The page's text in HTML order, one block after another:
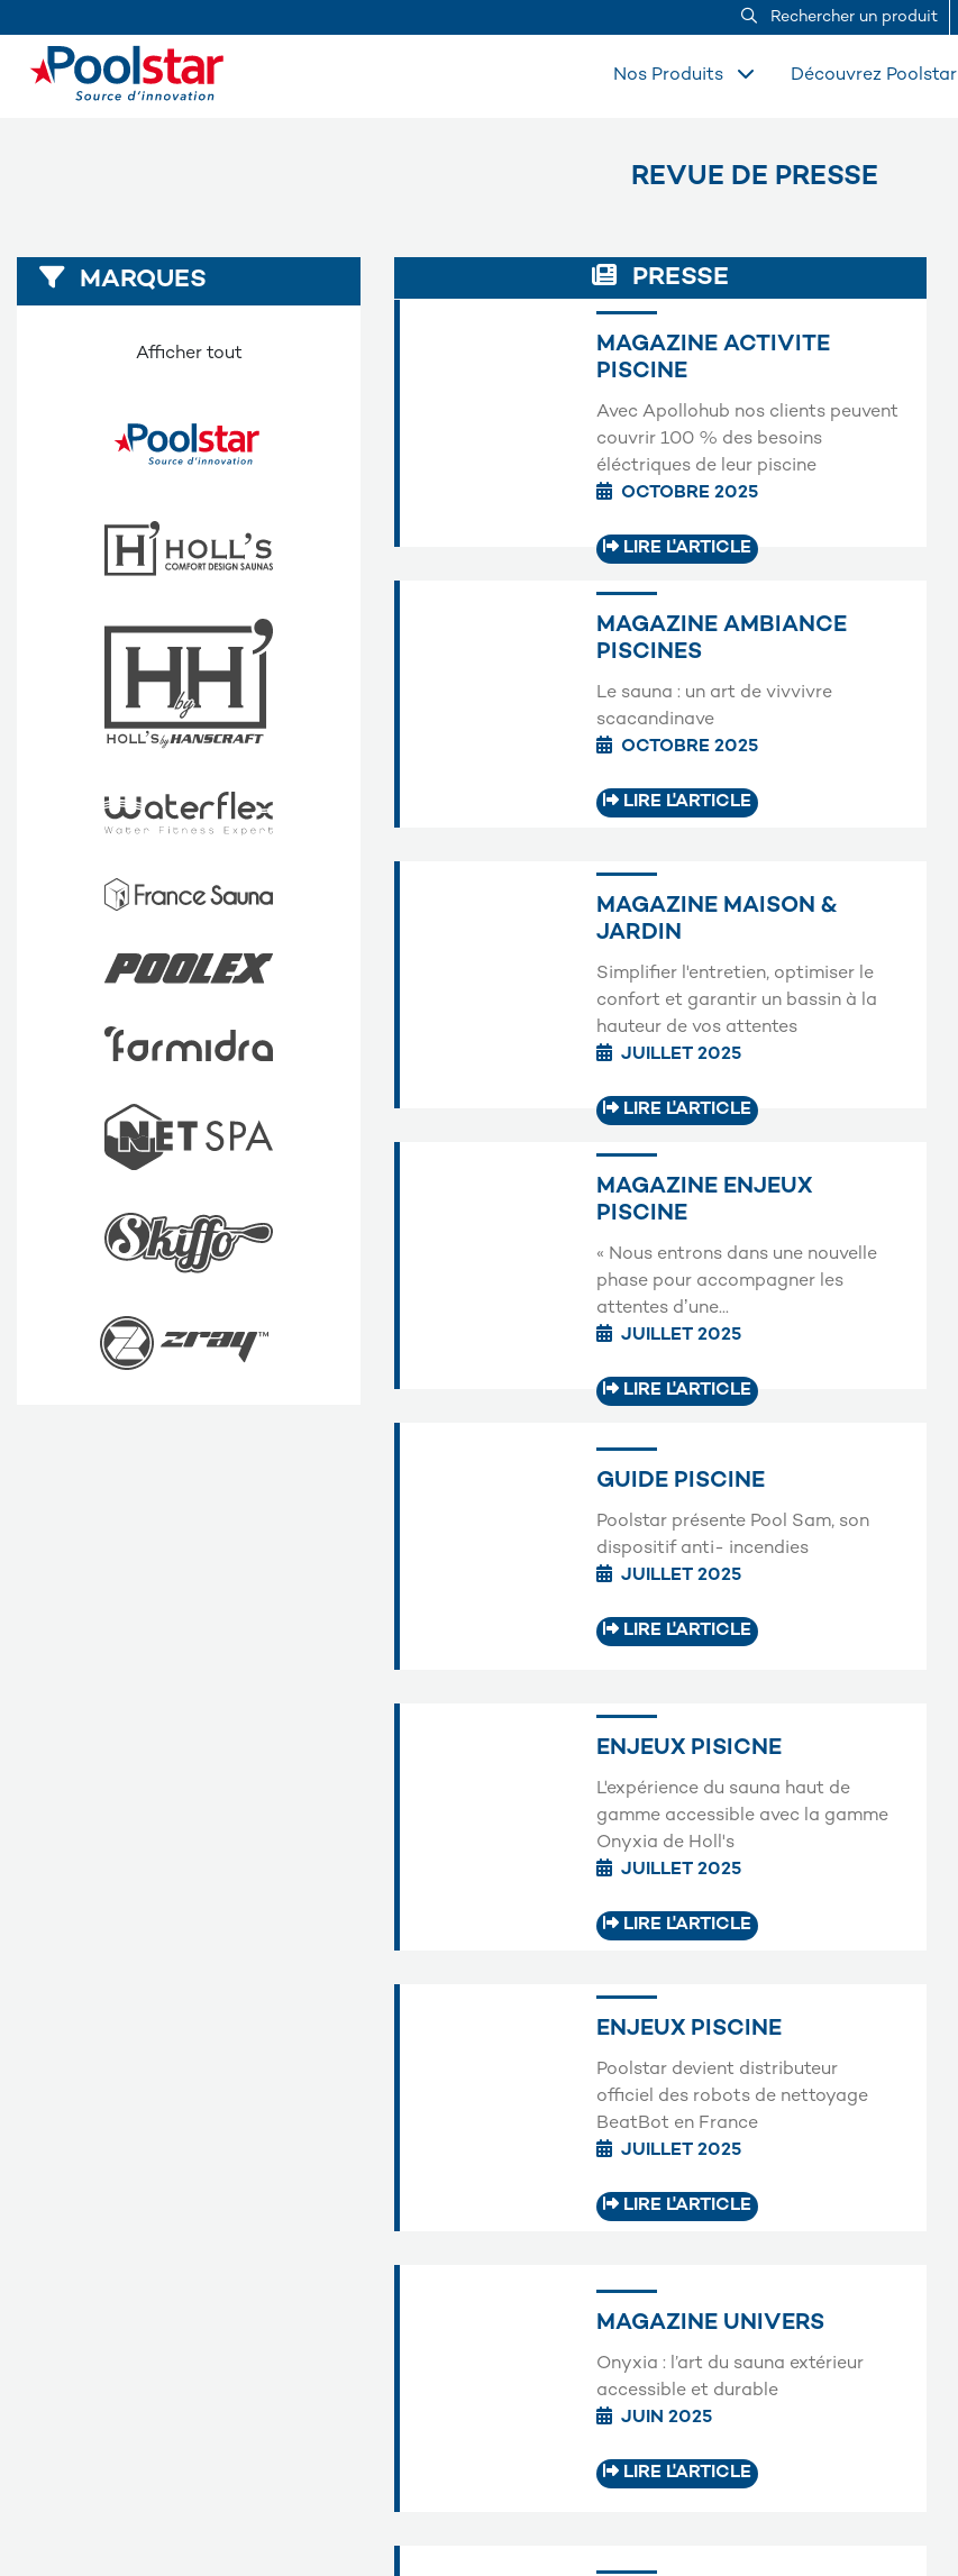
Rechercher un produit
Découvrez Poolstar
Nos Produits
REVUE DE PRESSE
MARQUES
Afficher tout
PRESSE
MAGAZINE ACTIVITE
PISCINE
Avec Apollohub nos clients peuvent
couvrir 100 % des besoins
éléctriques de leur piscine
OCTOBRE 2025
LIRE L'ARTICLE
MAGAZINE AMBIANCE
PISCINES
Le sauna : un art de vivvivre
scacandinave
OCTOBRE 2025
LIRE L'ARTICLE
MAGAZINE MAISON &
JARDIN
Simplifier l'entretien, optimiser le
confort et garantir un bassin à la
hauteur de vos attentes
JUILLET 2025
LIRE L'ARTICLE
MAGAZINE ENJEUX
PISCINE
« Nous entrons dans une nouvelle
phase pour accompagner les
attentes dʼune...
JUILLET 2025
LIRE L'ARTICLE
GUIDE PISCINE
Poolstar présente Pool Sam, son
dispositif anti- incendies
JUILLET 2025
LIRE L'ARTICLE
ENJEUX PISICNE
L'expérience du sauna haut de
gamme accessible avec la gamme
Onyxia de Holl's
JUILLET 2025
LIRE L'ARTICLE
ENJEUX PISCINE
Poolstar devient distributeur
officiel des robots de nettoyage
BeatBot en France
JUILLET 2025
LIRE L'ARTICLE
MAGAZINE UNIVERS
Onyxia : l’art du sauna extérieur
accessible et durable
JUIN 2025
LIRE L'ARTICLE